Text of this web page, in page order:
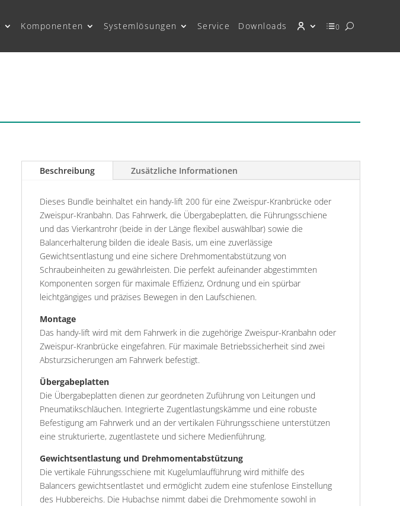
Komponenten Systemlösungen Service Downloads 0
Beschreibung Zusätzliche Informationen
Dieses Bundle beinhaltet ein handy-lift 200 für eine Zweispur-Kranbrücke oder
Zweispur-Kranbahn. Das Fahrwerk, die Übergabeplatten, die Führungsschiene
und das Vierkantrohr (beide in der Länge flexibel auswählbar) sowie die
Balancerhalterung bilden die ideale Basis, um eine zuverlässige
Gewichtsentlastung und eine sichere Drehmomentabstützung von
Schraubeinheiten zu gewährleisten. Die perfekt aufeinander abgestimmten
Komponenten sorgen für maximale Effizienz, Ordnung und ein spürbar
leichtgängiges und präzises Bewegen in den Laufschienen.
Montage
Das handy-lift wird mit dem Fahrwerk in die zugehörige Zweispur-Kranbahn oder
Zweispur-Kranbrücke eingefahren. Für maximale Betriebssicherheit sind zwei
Absturzsicherungen am Fahrwerk befestigt.
Übergabeplatten
Die Übergabeplatten dienen zur geordneten Zuführung von Leitungen und
Pneumatikschläuchen. Integrierte Zugentlastungskämme und eine robuste
Befestigung am Fahrwerk und an der vertikalen Führungsschiene unterstützen
eine strukturierte, zugentlastete und sichere Medienführung.
Gewichtsentlastung und Drehmomentabstützung
Die vertikale Führungsschiene mit Kugelumlaufführung wird mithilfe des
Balancers gewichtsentlastet und ermöglicht zudem eine stufenlose Einstellung
des Hubbereichs. Die Hubachse nimmt dabei die Drehmomente sowohl in